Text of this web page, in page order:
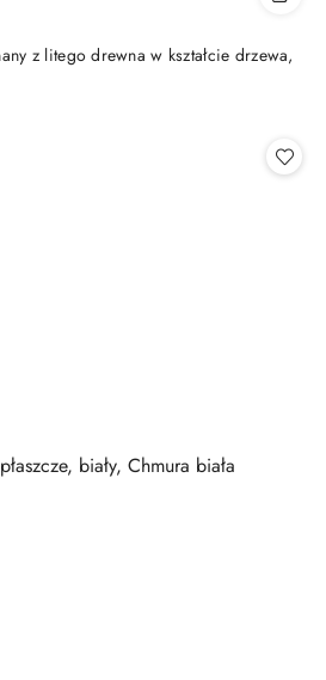
z litego drewna w kształcie drzewa,